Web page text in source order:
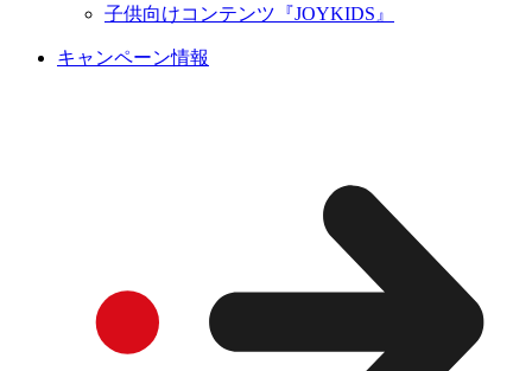
子供向けコンテンツ『JOYKIDS』
キャンペーン情報